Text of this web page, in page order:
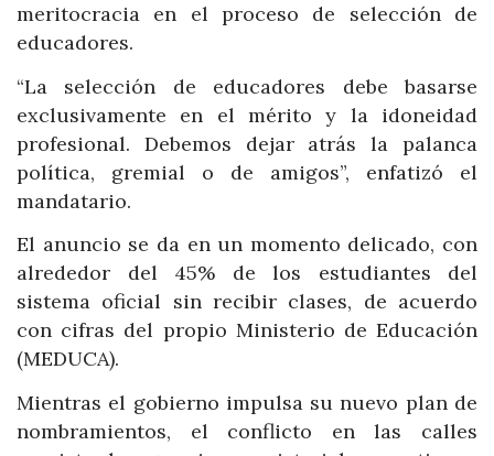
meritocracia en el proceso de selección de
educadores.
“La selección de educadores debe basarse
exclusivamente en el mérito y la idoneidad
profesional. Debemos dejar atrás la palanca
política, gremial o de amigos”, enfatizó el
mandatario.
El anuncio se da en un momento delicado, con
alrededor del 45% de los estudiantes del
sistema oficial sin recibir clases, de acuerdo
con cifras del propio Ministerio de Educación
(MEDUCA).
Mientras el gobierno impulsa su nuevo plan de
nombramientos, el conflicto en las calles